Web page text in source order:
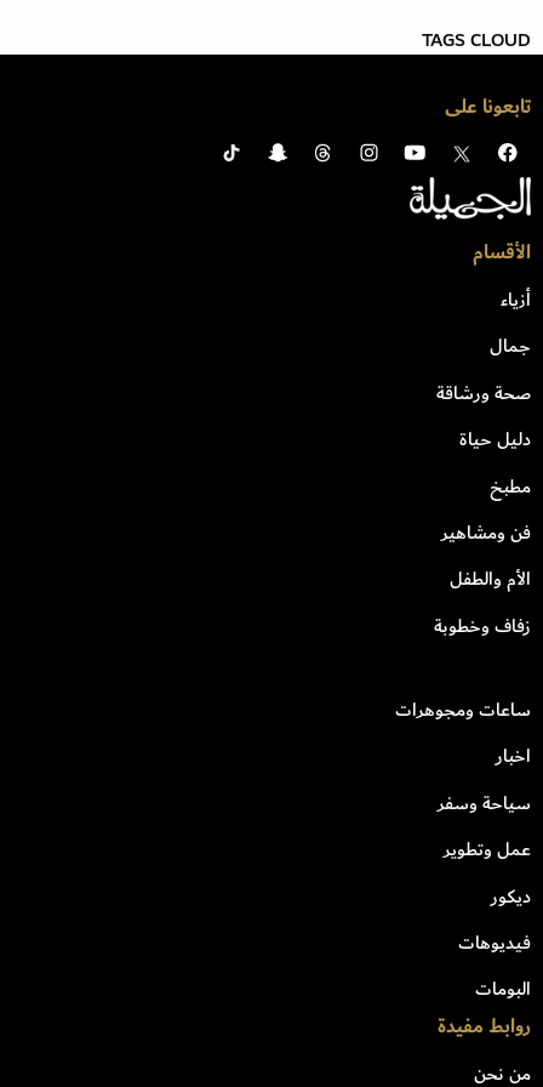
TAGS CLOUD
تابعونا على
الأقسام
أزياء
جمال
صحة ورشاقة
دليل حياة
مطبخ
فن ومشاهير
الأم والطفل
زفاف وخطوبة
ساعات ومجوهرات
اخبار
سياحة وسفر
عمل وتطوير
ديكور
فيديوهات
البومات
روابط مفيدة
من نحن